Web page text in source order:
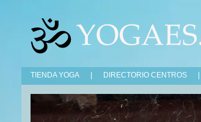
TIENDA YOGA DIRECTORIO CENTROS